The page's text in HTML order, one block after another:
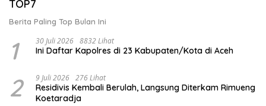
TOP7
Berita Paling Top Bulan Ini
1 30 Juli 2026 8832 Lihat
Ini Daftar Kapolres di 23 Kabupaten/Kota di Aceh
2 9 Juli 2026 276 Lihat
Residivis Kembali Berulah, Langsung Diterkam Rimueng
Koetaradja